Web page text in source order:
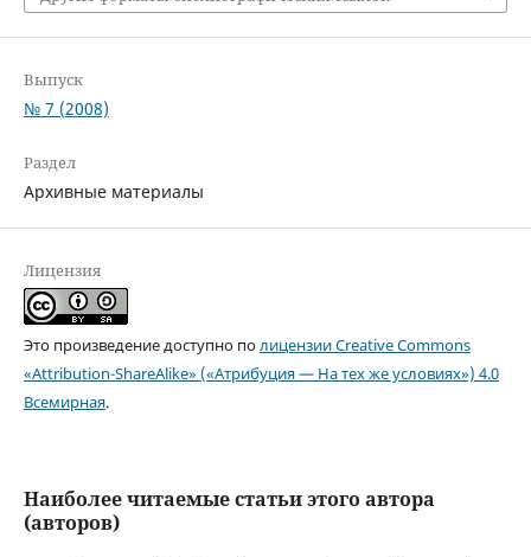
Выпуск
№ 7 (2008)
Раздел
Архивные материалы
Лицензия
Это произведение доступно полицензии Creative Commons
«Attribution-ShareAlike» («Атрибуция — На тех же условиях») 4.0
Всемирная.
Наиболее читаемые статьи этого автора
(авторов)